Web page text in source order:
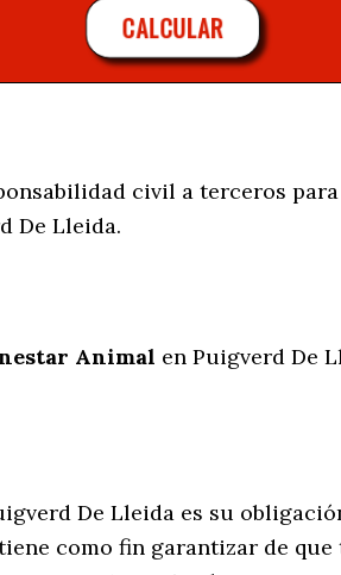
CALCULAR
civil a terceros
De Lleida.
Animal en Puigverd De
De Lleida es su
como fin garantizar de